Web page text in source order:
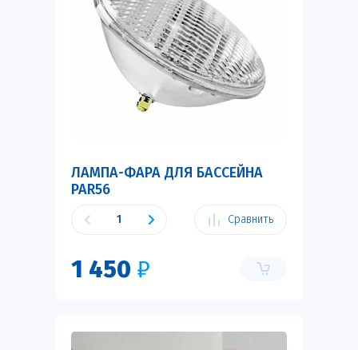
ЛАМПА-ФАРА ДЛЯ БАССЕЙНА
PAR56
Сравнить
1 450 ₽